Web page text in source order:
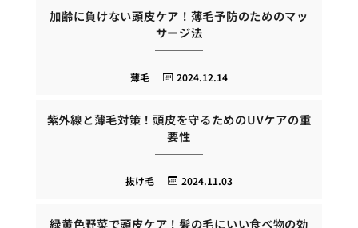
加齢に負けない頭皮ケア！薄毛予防のためのマッ
サージ法
2024.12.14
薄毛
紫外線と薄毛対策！頭皮を守るためのUVケアの重
要性
2024.11.03
抜け毛
緑黄色野菜で頭皮ケア！髪の毛にいい食べ物の効